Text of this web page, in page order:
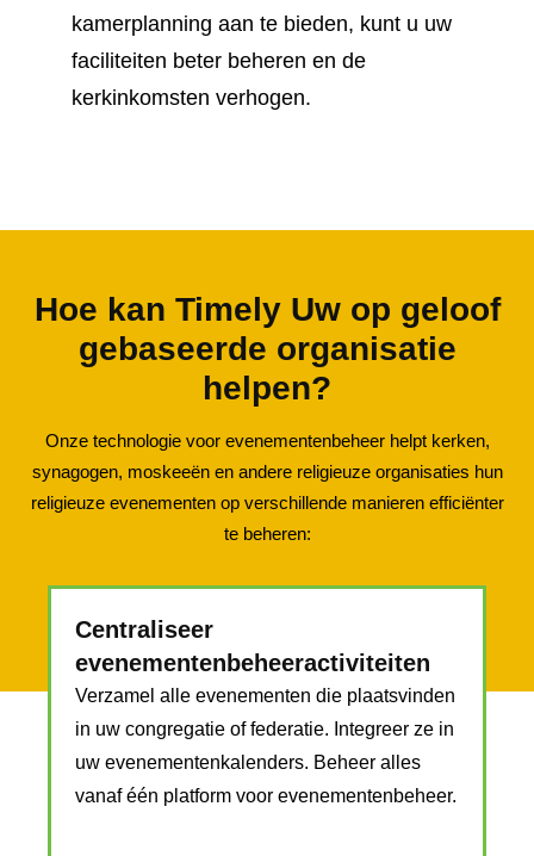
kamerplanning aan te bieden, kunt u uw
faciliteiten beter beheren en de
kerkinkomsten verhogen.
Hoe kan Timely Uw op geloof
gebaseerde organisatie
helpen?
Onze technologie voor evenementenbeheer helpt kerken,
synagogen, moskeeën en andere religieuze organisaties hun
religieuze evenementen op verschillende manieren efficiënter
te beheren:
Centraliseer
evenementenbeheeractiviteiten
Verzamel alle evenementen die plaatsvinden
in uw congregatie of federatie. Integreer ze in
uw evenementenkalenders. Beheer alles
vanaf één platform voor evenementenbeheer.